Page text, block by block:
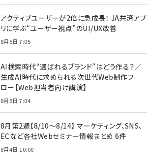
アクティブユーザーが2倍に急成長！ JA共済アプ
リに学ぶ“ユーザー視点”のUI/UX改善
8月5日 7:05
AI検索時代“選ばれるブランド”はどう作る？／
生成AI時代に求められる次世代Web制作フ
ロー【Web担当者向け講演】
8月5日 7:04
8月第2週【8/10～8/14】 マーケティング、SNS、
ECなど各社Webセミナー情報まとめ 6件
8月4日 10:00